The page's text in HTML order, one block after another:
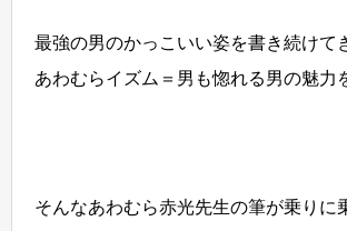
最強の男のかっこいい姿を書き続けて
あわむらイズム＝男も惚れる男の魅力
そんなあわむら赤光先生の筆が乗りに